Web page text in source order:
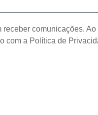
receber comunicações.
com a Política de